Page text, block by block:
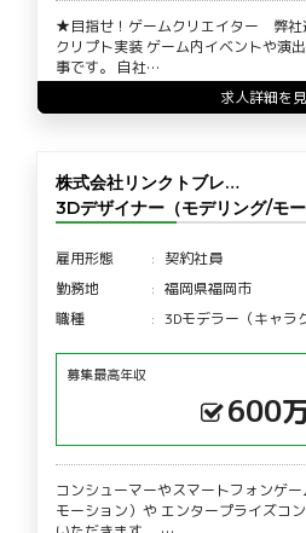
★目指せ！ゲームクリエイター 弊社
クリプト実装 ゲーム内イベントや演
事です。 自社…
求人詳細を
株式会社リンクトブレ…
3Dデザイナー（モデリング/モー
雇用形態
契約社員
勤務地
福岡県福岡市
職種
3Dモデラー（キャラ
募集最高年収
600
コンシューマーやスマートフォンゲー
モーション）や エンタープライズコ